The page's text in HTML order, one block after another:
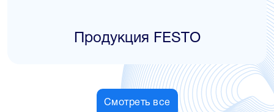
Продукция FESTO
Смотреть все